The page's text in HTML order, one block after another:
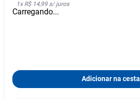
1x R$ 14,99s/ juros
Carregando...
Adicionar na cesta